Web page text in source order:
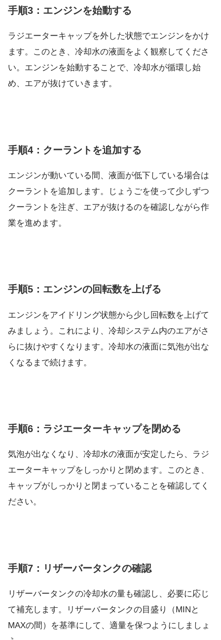
手順3：エンジンを始動する
ラジエーターキャップを外した状態でエンジンをかけ
ます。このとき、冷却水の液面をよく観察してくださ
い。エンジンを始動することで、冷却水が循環し始
め、エアが抜けていきます。
手順4：クーラントを追加する
エンジンが動いている間、液面が低下している場合は
クーラントを追加します。じょうごを使って少しずつ
クーラントを注ぎ、エアが抜けるのを確認しながら作
業を進めます。
手順5：エンジンの回転数を上げる
エンジンをアイドリング状態から少し回転数を上げて
みましょう。これにより、冷却システム内のエアがさ
らに抜けやすくなります。冷却水の液面に気泡が出な
くなるまで続けます。
手順6：ラジエーターキャップを閉める
気泡が出なくなり、冷却水の液面が安定したら、ラジ
エーターキャップをしっかりと閉めます。このとき、
キャップがしっかりと閉まっていることを確認してく
ださい。
手順7：リザーバータンクの確認
リザーバータンクの冷却水の量も確認し、必要に応じ
て補充します。リザーバータンクの目盛り（MINと
MAXの間）を基準にして、適量を保つようにしましょ